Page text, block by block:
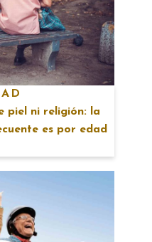
piel ni religión: la
es por edad